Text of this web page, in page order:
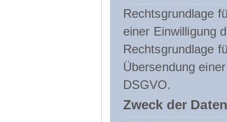
Rechtsgrundlage
einer Einwilligung
Rechtsgrundlage
Übersendung
DSGVO.
Zweck der